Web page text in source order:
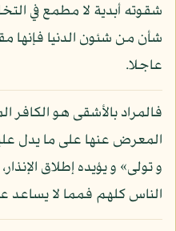
شقوته أبدية لا مطمع في
شأن من شئون الدنيا فإنها
عاجلا.
فالمراد بالأشقى هو الكافر
المعرض عنها على ما يدل
و تولى» و يؤيده إطلاق
الناس كلهم فمما لا يساعد